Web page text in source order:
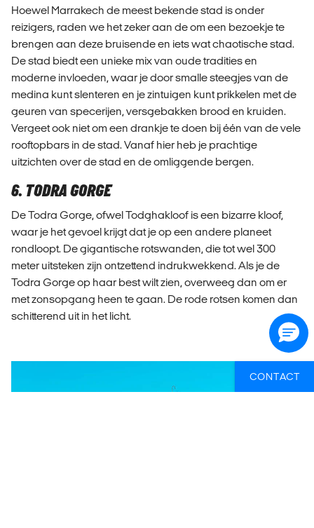
Hoewel Marrakech de meest bekende stad is onder
reizigers, raden we het zeker aan de om een bezoekje te
brengen aan deze bruisende en iets wat chaotische stad.
De stad biedt een unieke mix van oude tradities en
moderne invloeden, waar je door smalle steegjes van de
medina kunt slenteren en je zintuigen kunt prikkelen met de
geuren van specerijen, versgebakken brood en kruiden.
Vergeet ook niet om een drankje te doen bij één van de vele
rooftopbars in de stad. Vanaf hier heb je prachtige
uitzichten over de stad en de omliggende bergen.
6. TODRA GORGE
De Todra Gorge, ofwel Todghakloof is een bizarre kloof,
waar je het gevoel krijgt dat je op een andere planeet
rondloopt. De gigantische rotswanden, die tot wel 300
meter uitsteken zijn ontzettend indrukwekkend. Als je de
Todra Gorge op haar best wilt zien, overweeg dan om er
met zonsopgang heen te gaan. De rode rotsen komen dan
schitterend uit in het licht.
CONTACT